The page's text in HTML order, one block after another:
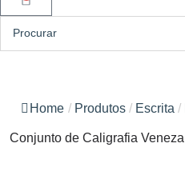
Home / Produtos / Escrita /
Conjunto de Caligrafia Veneza